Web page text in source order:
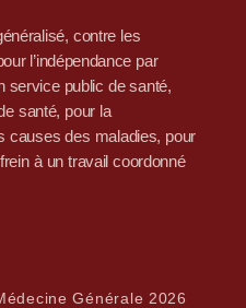
contre les
l’indépendance par
service public de santé,
santé, pour la
causes des maladies, pour
à un travail coordonné
Générale 2026